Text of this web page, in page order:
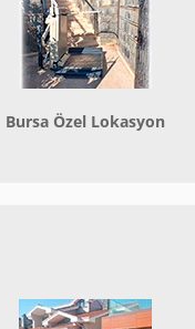
Bursa Özel Lokasyon